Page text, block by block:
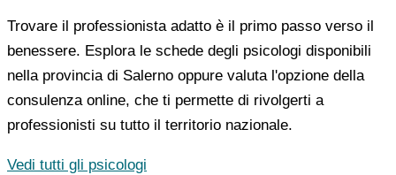
Trovare il professionista adatto è il primo passo verso il
benessere. Esplora le schede degli psicologi disponibili
nella provincia di Salerno oppure valuta l'opzione della
consulenza online, che ti permette di rivolgerti a
professionisti su tutto il territorio nazionale.
Vedi tutti gli psicologi